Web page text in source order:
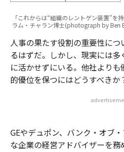
「これからは“組織のレントゲン装置”を
ラム・チャラン博士(photograph by Ben
人事の果たす役割の重要性に
るはずだ。しかし、現実には
に活かせずにいる。他社より
的優位を保つにはどうすべきか
GEやデュポン、バンク・オブ
な企業の経営アドバイザーを